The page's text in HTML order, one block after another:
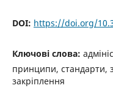
DOI: https://doi.org/
Ключові слова:
принципи, стандарти,
закріплення